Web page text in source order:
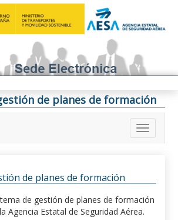
de planes de formación
de planes de formación
de gestión de planes de formación
Agencia Estatal de Seguridad Aérea.